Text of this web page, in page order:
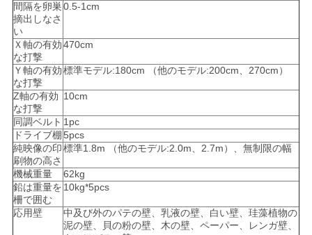
場
合
引
用
を
要
求
間隔を卵巣
摘出しなさ
い
0.5-1cm
Ｘ軸の有効
な打撃
470cm
Ｙ軸の有効
な打撃
標準モデル:180cm （他のモデル:200cm、270cm）
Z軸の有効
な打撃
10cm
同調ベルト 1pc
ドライブ棚5pcs
純映像の印
刷物の高さ
標準1.8m （他のモデル:2.0m、2.7m）、無制限の幅
機械重量
62kg
鉛は重量を
柵で囲む
10kg*5pcs
応用壁
中及び外のパテの壁、乳液の壁、白い壁、珪藻植物の
泥の壁、貝の粉の壁、木の壁、ペーパー、レンガ壁、